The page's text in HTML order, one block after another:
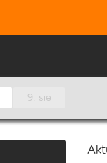
9. sie